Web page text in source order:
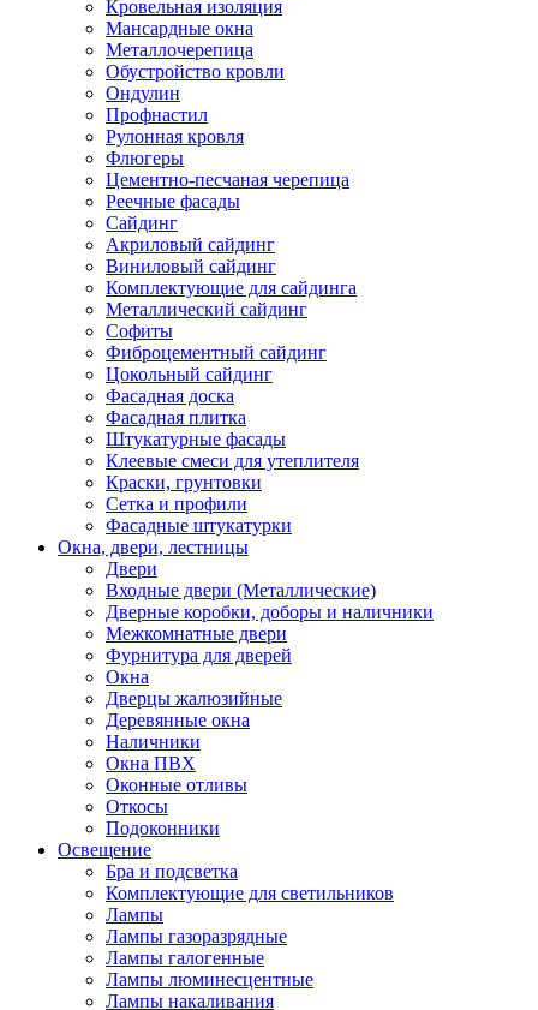
Кровельная изоляция
Мансардные окна
Металлочерепица
Обустройство кровли
Ондулин
Профнастил
Рулонная кровля
Флюгеры
Цементно-песчаная черепица
Реечные фасады
Сайдинг
Акриловый сайдинг
Виниловый сайдинг
Комплектующие для сайдинга
Металлический сайдинг
Софиты
Фиброцементный сайдинг
Цокольный сайдинг
Фасадная доска
Фасадная плитка
Штукатурные фасады
Клеевые смеси для утеплителя
Краски, грунтовки
Сетка и профили
Фасадные штукатурки
Окна, двери, лестницы
Двери
Входные двери (Металлические)
Дверные коробки, доборы и наличники
Межкомнатные двери
Фурнитура для дверей
Окна
Дверцы жалюзийные
Деревянные окна
Наличники
Окна ПВХ
Оконные отливы
Откосы
Подоконники
Освещение
Бра и подсветка
Комплектующие для светильников
Лампы
Лампы газоразрядные
Лампы галогенные
Лампы люминесцентные
Лампы накаливания